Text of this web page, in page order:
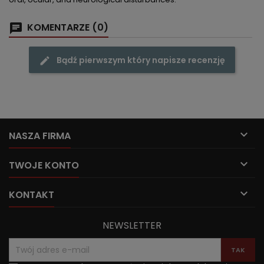
KOMENTARZE (0)
Bądź pierwszym który napisze recenzję
NASZA FIRMA 
TWOJE KONTO 
KONTAKT 
NEWSLETTER